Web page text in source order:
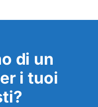
di un
i tuoi